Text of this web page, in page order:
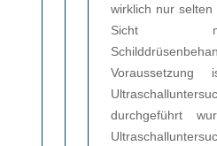
wirklich nur
Sicht
durchgeführt